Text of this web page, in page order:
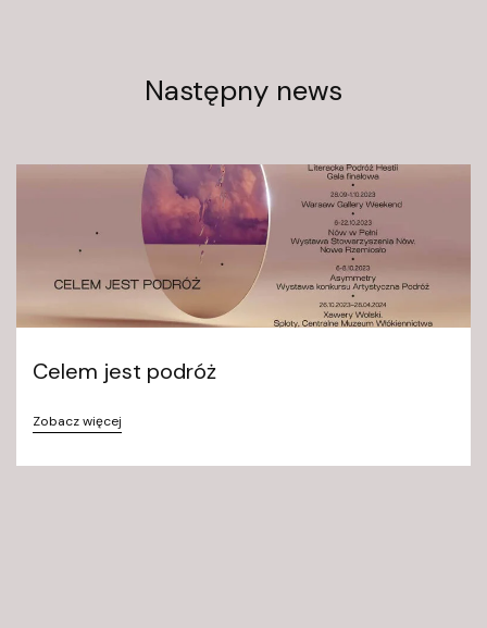
Następny news
Celem jest podróż
Zobacz więcej